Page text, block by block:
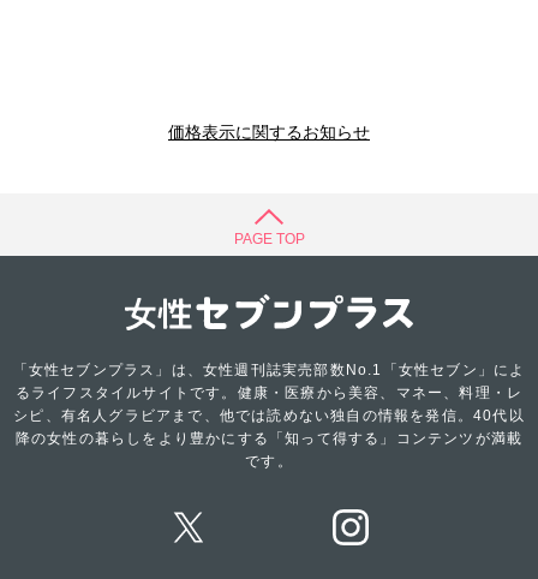
価格表示に関するお知らせ
PAGE TOP
「女性セブンプラス」は、女性週刊誌実売部数No.1「女性セブン」によ
るライフスタイルサイトです。健康・医療から美容、マネー、料理・レ
シピ、有名人グラビアまで、他では読めない独自の情報を発信。40代以
降の女性の暮らしをより豊かにする「知って得する」コンテンツが満載
です。